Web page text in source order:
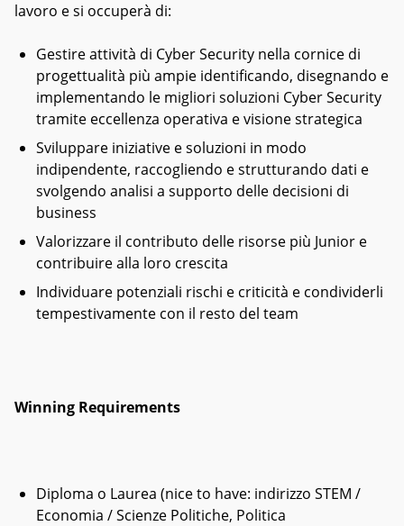
lavoro e si occuperà di:
Gestire attività di Cyber Security nella cornice di
progettualità più ampie identificando, disegnando e
implementando le migliori soluzioni Cyber Security
tramite eccellenza operativa e visione strategica
Sviluppare iniziative e soluzioni in modo
indipendente, raccogliendo e strutturando dati e
svolgendo analisi a supporto delle decisioni di
business
Valorizzare il contributo delle risorse più Junior e
contribuire alla loro crescita
Individuare potenziali rischi e criticità e condividerli
tempestivamente con il resto del team
Winning Requirements
Diploma o Laurea (nice to have: indirizzo STEM /
Economia / Scienze Politiche, Politica